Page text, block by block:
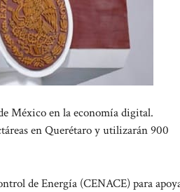
México en la economía digital.
en Querétaro y utilizarán 900
de Energía (CENACE) para